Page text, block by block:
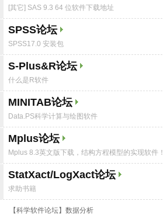
[其它] SAS 9.3 64 位软件下载地址
SPSS论坛
SPSS17.0 安装包
S-Plus&R论坛
什么是R软件
MINITAB论坛
Data.PS科学计算与绘图软件
Mplus论坛
Mplus 8.3英文版下载，结构方程模型的实现软件！
StatXact/LogXact论坛
求助书籍
【科学软件论坛】数据分析